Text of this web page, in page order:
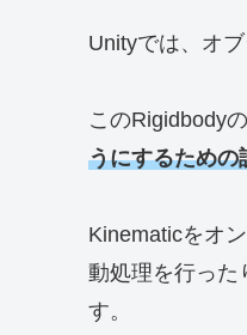
Unityでは、オ
このRigidbody
うにするための
Kinematicをオ
動処理を行った
す。